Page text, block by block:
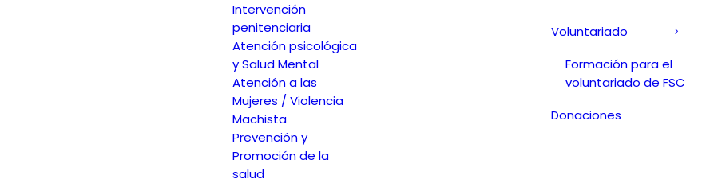
Intervención
penitenciaria
Atención psicológica
y Salud Mental
Atención a las
Mujeres / Violencia
Machista
Prevención y
Promoción de la
salud
Voluntariado
Formación para el
voluntariado de FSC
Donaciones